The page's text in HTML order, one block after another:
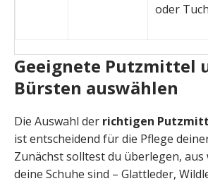
oder Tuch
Geeignete Putzmittel
Bürsten auswählen
Die Auswahl der richtigen
ist entscheidend für die Pflege
Zunächst solltest du überlegen, aus
deine Schuhe sind – Glattleder,